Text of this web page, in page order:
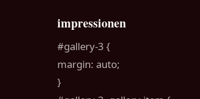
impressionen
#gallery-3 {
margin: auto;
}